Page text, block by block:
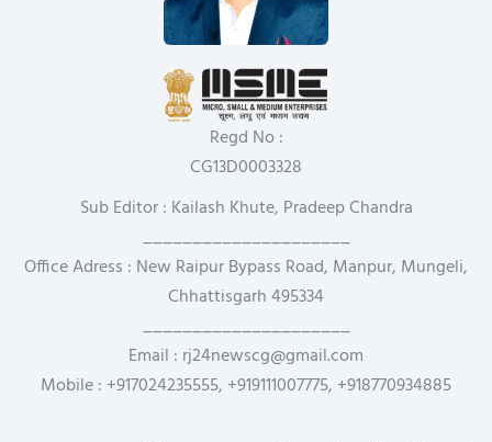
Regd No :
CG13D0003328
Sub Editor : Kailash Khute, Pradeep Chandra
_____________________
Office Adress : New Raipur Bypass Road, Manpur, Mungeli,
Chhattisgarh 495334
_____________________
Email : rj24newscg@gmail.com
Mobile : +917024235555, +919111007775, +918770934885